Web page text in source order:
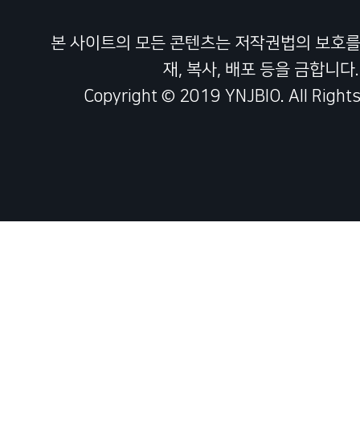
본 사이트의 모든 콘텐츠는 저작권법의 보호
재, 복사, 배포 등을 금합니다.
Copyright © 2019 YNJBIO. All